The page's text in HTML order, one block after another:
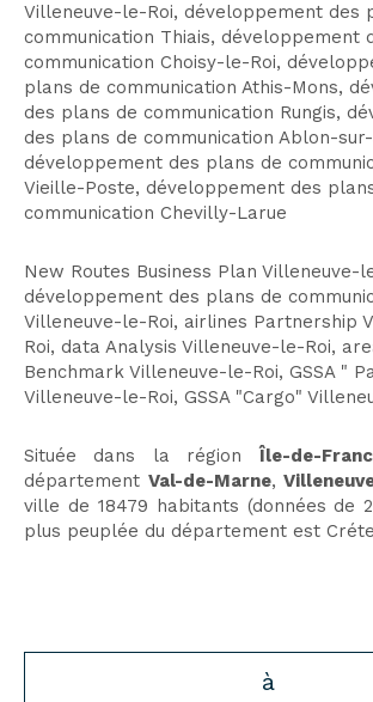
Villeneuve-le-Roi, développement des
communication Thiais, développement
communication Choisy-le-Roi,
plans de communication Athis-Mons,
des plans de communication Rungis,
des plans de communication Ablon-sur-
développement des plans de
Vieille-Poste, développement des
communication Chevilly-Larue
New Routes Business Plan Villeneuve-
développement des plans de
Villeneuve-le-Roi, airlines Partnership
Roi, data Analysis Villeneuve-le-Roi,
Benchmark Villeneuve-le-Roi, GSSA "
Villeneuve-le-Roi, GSSA "Cargo"
Située dans la régionÎle-de-
département Val-de-Marne,
ville de 18479 habitants (données de
plus peuplée du département est
à